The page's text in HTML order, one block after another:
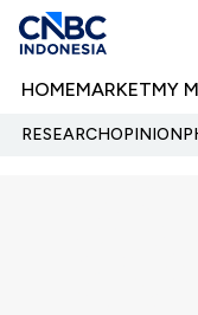
HOMEMARKETMY
RESEARCHOPINION